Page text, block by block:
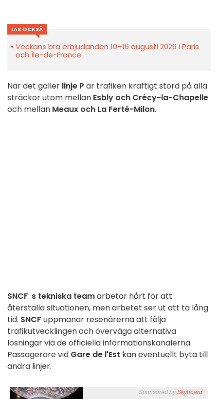
LÄS OCKSÅ
Veckans bra erbjudanden 10–16 augusti 2026 i Paris
och Île-de-France
När det gäller linje P är trafiken kraftigt störd på alla
sträckor utom mellan Esbly och Crécy-la-Chapelle
och mellan Meaux och La Ferté-Milon.
SNCF: s tekniska teamarbetar hårt för att
återställa situationen, men arbetet ser ut att ta lång
tid. SNCF uppmanar resenärerna att följa
trafikutvecklingen och överväga alternativa
lösningar via de officiella informationskanalerna.
Passagerare vid Gare de l'Est kan eventuellt byta till
andra linjer.